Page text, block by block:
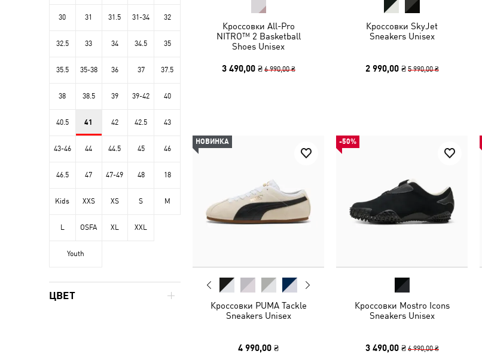
Кроссовки All-Pro
NITRO™ 2 Basketball
Shoes Unisex
3 490,00 ₴ 6 990,00 ₴
Кроссовки SkyJet
Sneakers Unisex
2 990,00 ₴ 5 990,00 ₴
НОВИНКА
Кроссовки PUMA Tackle
Sneakers Unisex
4 990,00 ₴
-50%
Кроссовки Mostro Icons
Sneakers Unisex
3 490,00 ₴ 6 990,00 ₴
30 31 31.5 31-34 32
32.5 33 34 34.5 35
35.5 35-38 36 37 37.5
38 38.5 39 39-42 40
40.5 41 42 42.5 43
43-46 44 44.5 45 46
46.5 47 47-49 48 18
Kids XXS XS S M
L OSFA XL XXL
Youth
ЦВЕТ